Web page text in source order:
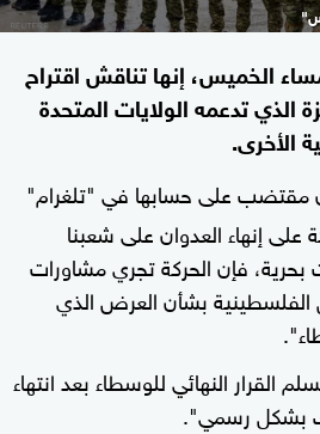
الخميس، إنها تناقش اقتراح
الذي تدعمه الولايات المتحدة
الأخرى.
مقتضب على حسابها في "تلغرام"
إنهاء العدوان على شعبنا
فإن الحركة تجري مشاورات
الفلسطينية بشأن العرض الذي
القرار النهائي للوسطاء بعد انتهاء
بشكل رسمي".